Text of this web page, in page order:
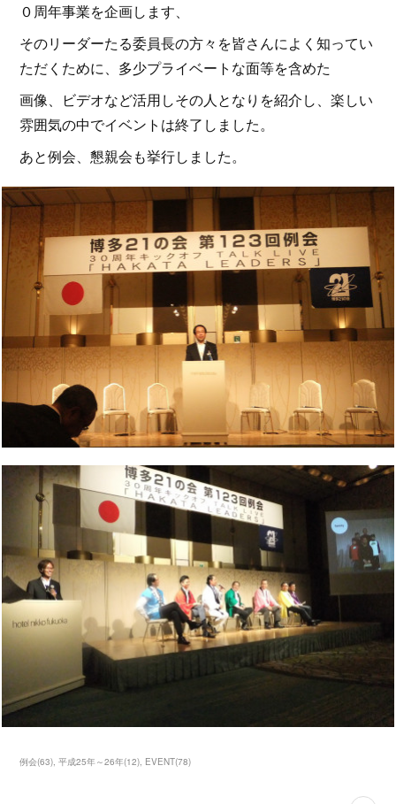
０周年事業を企画します、
そのリーダーたる委員長の方々を皆さんによく知ってい
ただくために、多少プライベートな面等を含めた
画像、ビデオなど活用しその人となりを紹介し、楽しい
雰囲気の中でイベントは終了しました。
あと例会、懇親会も挙行しました。
例会(63) 平成25年～26年(12) EVENT(78)